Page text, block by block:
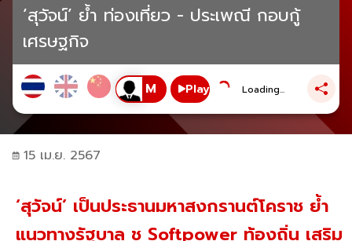
‘สุวัจน์’ ย้ำ ท่องเที่ยว - ประเพณี กอบกู้
เศรษฐกิจ
Play Loading...
15 เม.ย. 2567
‘สุวัจน์’ เป็นประธานมหาสงกรานต์โคราช ย้ำ
แนวทางรัฐบาล ชู Softpower ท้องถิ่น เสริม